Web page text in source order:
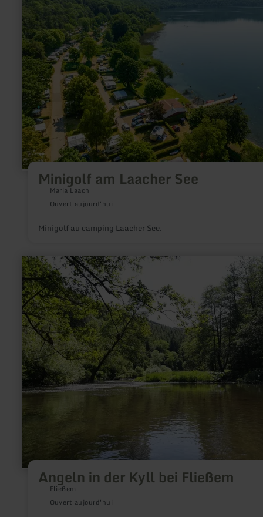
Minigolf am Laacher See
Maria Laach
Ouvert aujourd'hui
Minigolf au camping Laacher See.
Minigolf
am
Laacher
See
Angeln in der Kyll bei Fließem
Fließem
Ouvert aujourd'hui
en
savoir
plus
sur
:
Angeln
in
der
Kyll
bei
Fließem